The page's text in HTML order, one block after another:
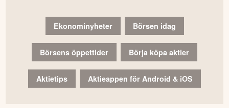
Ekonominyheter Börsen idag
Börsens öppettider Börja köpa aktier
Aktietips Aktieappen för Android & iOS